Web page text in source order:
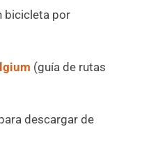
bicicleta por
(guía de rutas
descargar de